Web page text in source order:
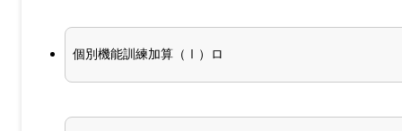
個別機能訓練加算（Ⅰ）ロ